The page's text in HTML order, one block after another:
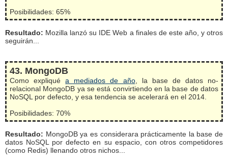
Posibilidades: 65%
Resultado: Mozilla lanzó su IDE Web a finales de este año, y otros
seguirán...
43. MongoDB
Como expliquéa mediados de año, la base de datos no-
relacional MongoDB ya se está convirtiendo en la base de datos
NoSQL por defecto, y esa tendencia se acelerará en el 2014.
Posibilidades: 70%
Resultado: MongoDB ya es considerara prácticamente la base de
datos NoSQL por defecto en su espacio, con otros competidores
(como Redis) llenando otros nichos...